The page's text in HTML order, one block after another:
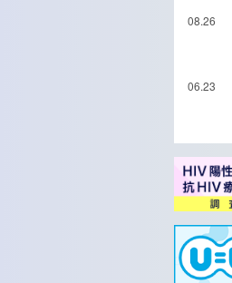
08.26
06.23